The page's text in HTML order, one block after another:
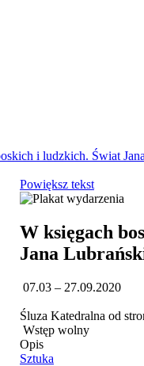
i ludzkich. Świat
Powiększ tekst
W księgach
Jana
07.03 – 27.09.2020
Śluza Katedralna od
Wstęp wolny
Opis
Sztuka